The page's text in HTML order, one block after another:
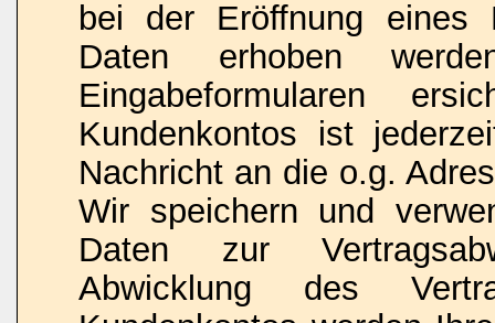
bei der Eröffnung eines
Daten erhoben
Eingabeformularen
Kundenkontos ist
Nachricht an die o.g.
Wir speichern und
Daten zur
Abwicklung des